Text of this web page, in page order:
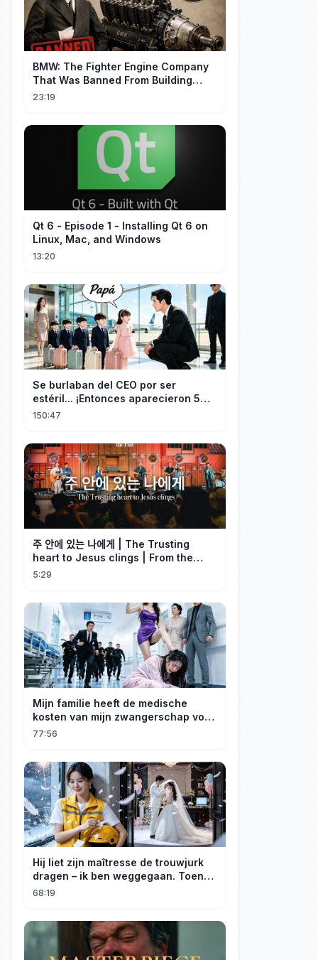
BMW: The Fighter Engine Company
That Was Banned From Building
Engines — So It Built Cars
23:19
Qt 6 - Episode 1 - Installing Qt 6 on
Linux, Mac, and Windows
13:20
Se burlaban del CEO por ser
estéril... ¡Entonces aparecieron 5
niños idénticos a él gritando: ¡Papá!
150:47
주 안에 있는 나에게 | The Trusting
heart to Jesus clings | From the
Past | Hymn Worship LIVE
5:29
Mijn familie heeft de medische
kosten van mijn zwangerschap voor
mijn geadopteerde zusje gebruikt. Ik
77:56
Hij liet zijn maîtresse de trouwjurk
dragen – ik ben weggegaan. Toen
hij erachter kwam dat ik erfgenares
68:19